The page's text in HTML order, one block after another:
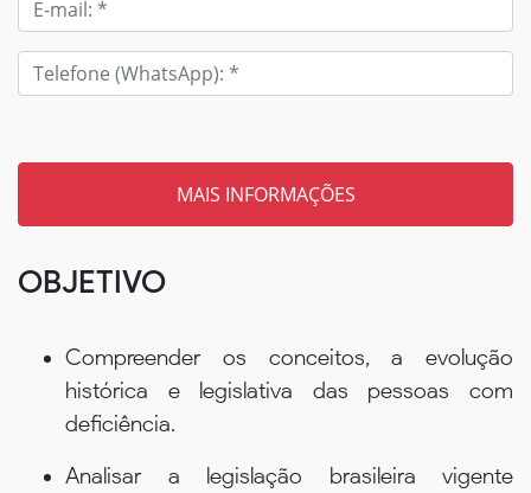
OBJETIVO
Compreender os conceitos, a evolução
histórica e legislativa das pessoas com
deficiência.
Analisar a legislação brasileira vigente